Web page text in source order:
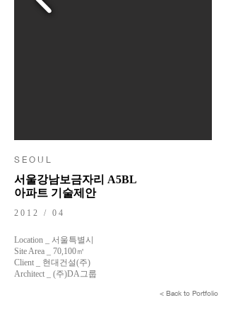
S E O U L
서울강남보금자리 A5BL
아파트 기술제안
2012 / 04
Location _ 서울특별시
Site Area _ 70,100㎡
Client _ 현대건설(주)
Architect _ (주)DA그룹
< Back to Portfolio